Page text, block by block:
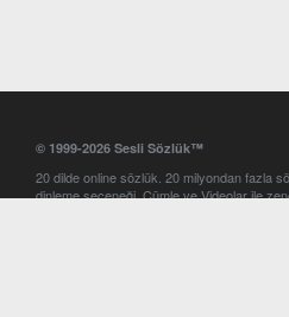
© 1999-2026 Sesli Sözlük™
20 dilde online sözlük. 20 milyondan fazla
dinleme seçeneği. Cümle ve Videolar ile